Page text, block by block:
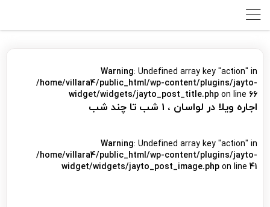
Warning: Undefined array key "action" in
/home/villara4/public_html/wp-content/plugins/jayto-
widget/widgets/jayto_post_title.php on line 66
اجاره ویلا در لواسان ، 1 شب تا چند شب
Warning: Undefined array key "action" in
/home/villara4/public_html/wp-content/plugins/jayto-
widget/widgets/jayto_post_image.php on line 41